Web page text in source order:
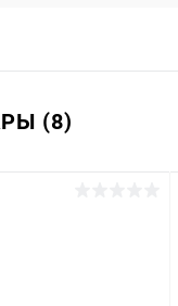
(8)